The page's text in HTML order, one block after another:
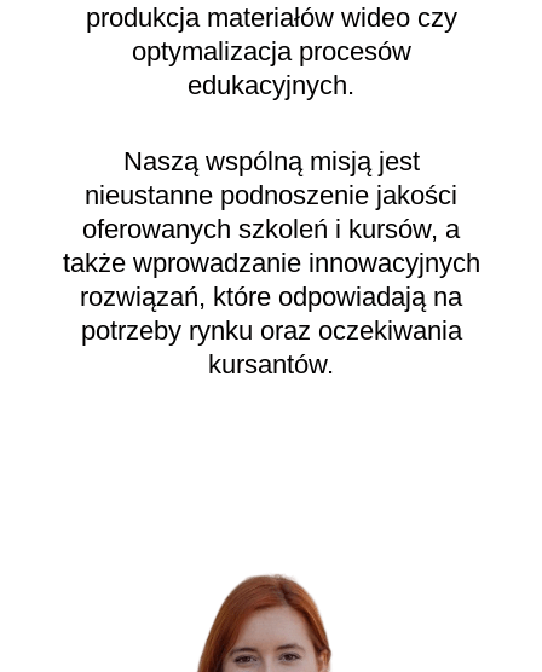
produkcja materiałów wideo czy
optymalizacja procesów
edukacyjnych.
Naszą wspólną misją jest
nieustanne podnoszenie jakości
oferowanych szkoleń i kursów, a
także wprowadzanie innowacyjnych
rozwiązań, które odpowiadają na
potrzeby rynku oraz oczekiwania
kursantów.